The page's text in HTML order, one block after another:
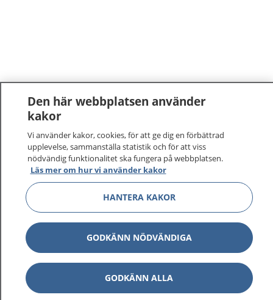
Den här webbplatsen använder
kakor
Vi använder kakor, cookies, för att ge dig en förbättrad
upplevelse, sammanställa statistik och för att viss
nödvändig funktionalitet ska fungera på webbplatsen.
Läs mer om hur vi använder kakor
HANTERA KAKOR
GODKÄNN NÖDVÄNDIGA
GODKÄNN ALLA